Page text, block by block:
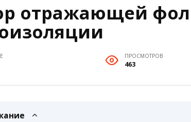
отражающей
ПРОСМОТРОВ
463